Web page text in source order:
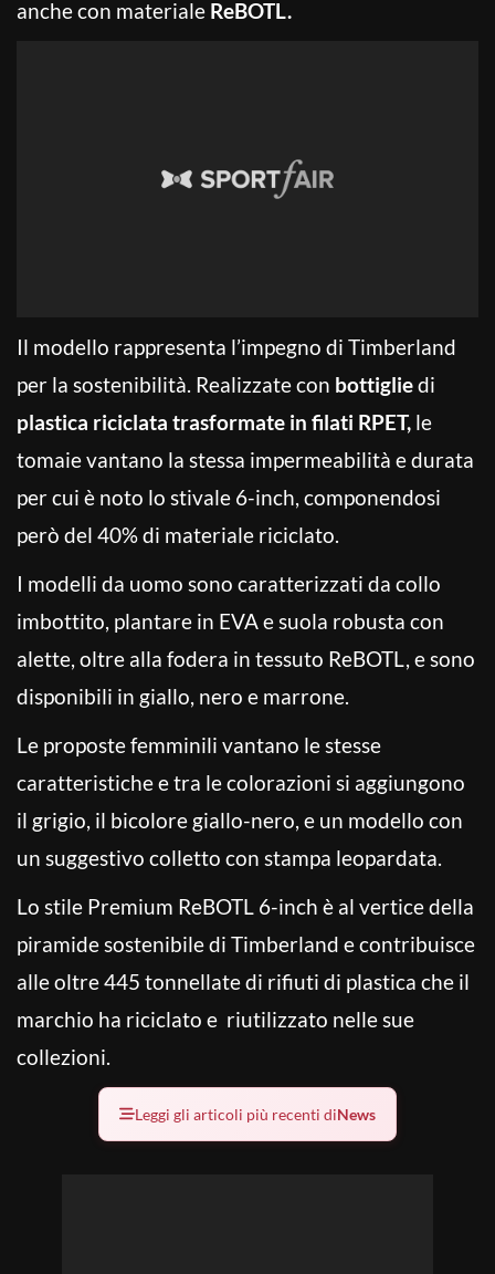
anche con materiale ReBOTL.
Il modello rappresenta l’impegno di Timberland
per la sostenibilità. Realizzate con bottigliedi
plastica riciclata trasformate in filati RPET, le
tomaie vantano la stessa impermeabilità e durata
per cui è noto lo stivale 6-inch, componendosi
però del 40% di materiale riciclato.
I modelli da uomo sono caratterizzati da collo
imbottito, plantare in EVA e suola robusta con
alette, oltre alla fodera in tessuto ReBOTL, e sono
disponibili in giallo, nero e marrone.
Le proposte femminili vantano le stesse
caratteristiche e tra le colorazioni si aggiungono
il grigio, il bicolore giallo-nero, e un modello con
un suggestivo colletto con stampa leopardata.
Lo stile Premium ReBOTL 6-inch è al vertice della
piramide sostenibile di Timberland e contribuisce
alle oltre 445 tonnellate di rifiuti di plastica che il
marchio ha riciclato e riutilizzato nelle sue
collezioni.
Leggi gli articoli più recenti diNews